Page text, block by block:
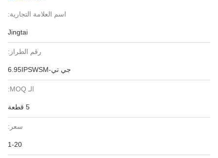
اسم العلامة التجارية:
Jingtai
رقم الطراز:
جي تي-6.95IPSWSM
الـ MOQ:
5 قطعة
سعر:
1-20